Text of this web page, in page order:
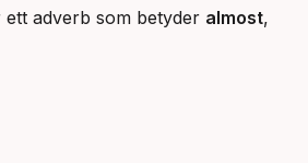
ett adverb som betyder almost,